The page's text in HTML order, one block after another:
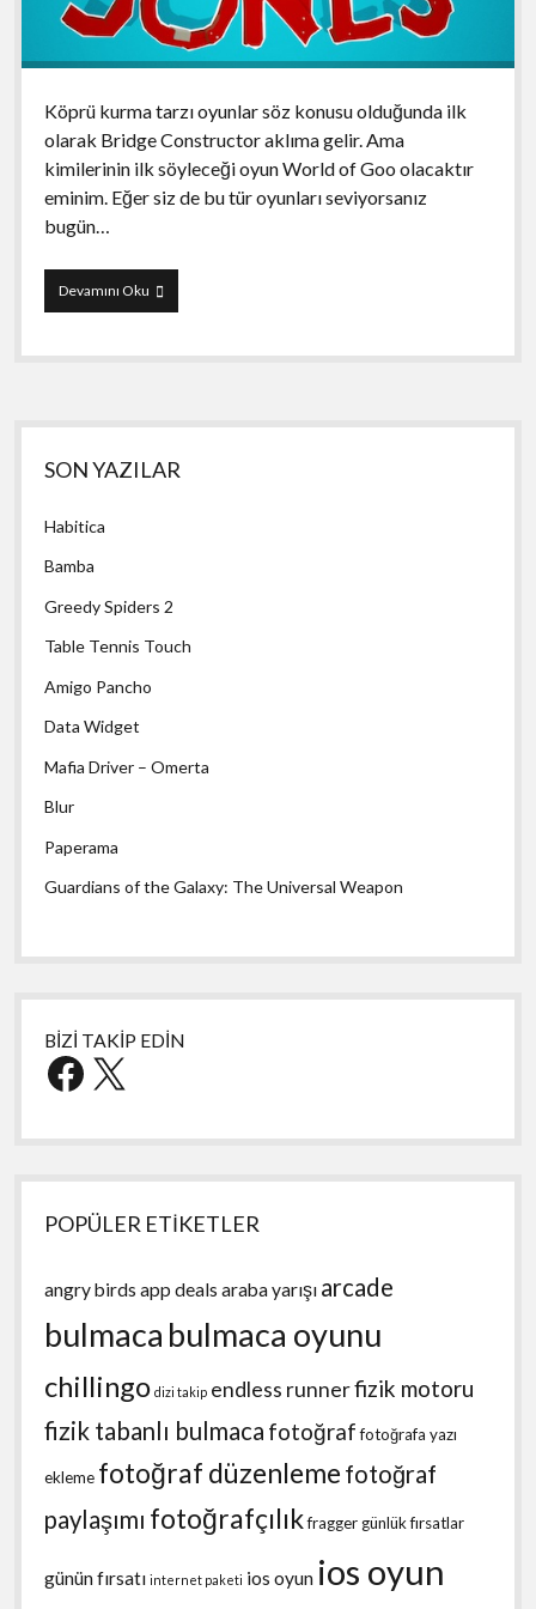
Köprü kurma tarzı oyunlar söz konusu olduğunda ilk
olarak Bridge Constructor aklıma gelir. Ama
kimilerinin ilk söyleceği oyun World of Goo olacaktır
eminim. Eğer siz de bu tür oyunları seviyorsanız
bugün…
Devamını OkuBridgy
Jones
Yan
Menü
SON YAZILAR
Habitica
Bamba
Greedy Spiders 2
Table Tennis Touch
Amigo Pancho
Data Widget
Mafia Driver – Omerta
Blur
Paperama
Guardians of the Galaxy: The Universal Weapon
BİZİ TAKİP EDİN
Facebook
X
POPÜLER ETİKETLER
angry birds app deals araba yarışı arcade
bulmaca bulmaca oyunu
chillingo dizi takip endless runnerfizik motoru
fizik tabanlı bulmaca fotoğraf fotoğrafa yazı
ekleme fotoğraf düzenleme fotoğraf
paylaşımı fotoğrafçılıkfraggergünlük fırsatlar
günün fırsatı internet paketi ios oyun ios oyun